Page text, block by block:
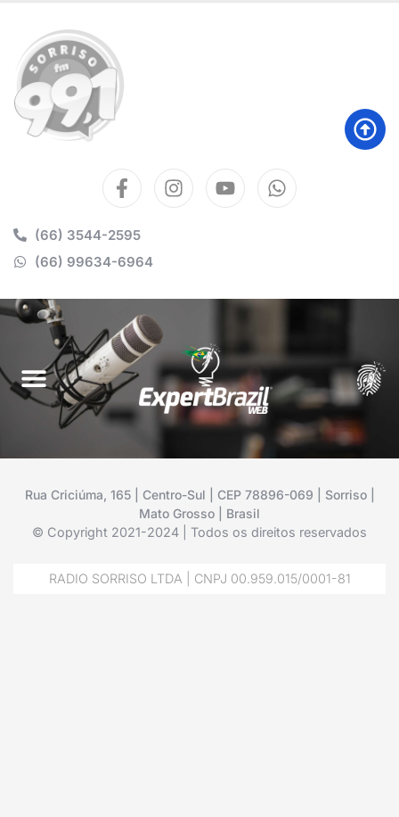
(66) 3544-2595
(66) 99634-6964
Rua Criciúma, 165 | Centro-Sul | CEP 78896-069 | Sorriso |
Mato Grosso | Brasil
© Copyright 2021-2024 | Todos os direitos reservados
RADIO SORRISO LTDA | CNPJ 00.959.015/0001-81